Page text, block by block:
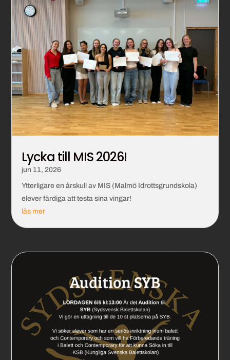
Lycka till MIS 2026!
jun 11, 2026
Ytterligare en årskull av MIS (Malmö Idrottsgrundskola)
elever färdiga att testa sina vingar!
läs mer